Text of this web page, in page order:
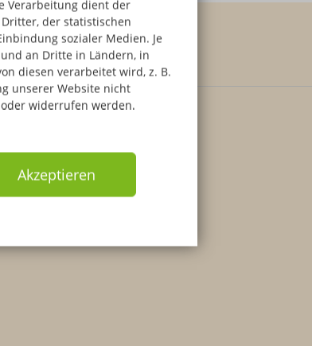
Verarbeitung dient der
der statistischen
sozialer Medien. Je
an Dritte in Ländern, in
diesen verarbeitet wird, z. B.
unserer Website nicht
widerrufen werden.
Akzeptieren